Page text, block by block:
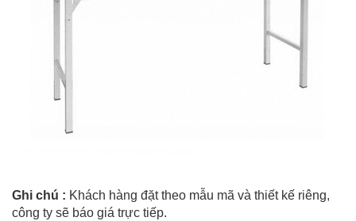
Ghi chú : Khách hàng đặt theo mẫu mã và thiết kế riêng,
công ty sẽ báo giá trực tiếp.